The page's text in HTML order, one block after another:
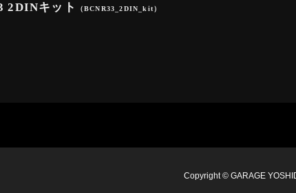
2DINキット （BCNR33_2DIN_kit）
Copyright © GARAGE